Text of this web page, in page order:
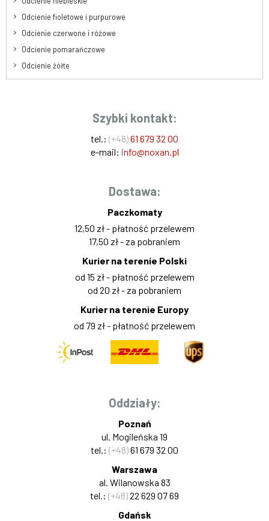
Odcienie fioletowe i purpurowe
Odcienie czerwone i różowe
Odcienie pomarańczowe
Odcienie żółte
Szybki kontakt:
tel.: (+48)61 679 32 00
e-mail: info@noxan.pl
Dostawa:
Paczkomaty
12,50 zł - płatność przelewem
17,50 zł - za pobraniem
Kurier na terenie Polski
od 15 zł - płatność przelewem
od 20 zł - za pobraniem
Kurier na terenie Europy
od 79 zł - płatność przelewem
Oddziały:
Poznań
ul. Mogileńska 19
tel.: (+48)61 679 32 00
Warszawa
al. Wilanowska 83
tel.: (+48)22 629 07 69
Gdańsk